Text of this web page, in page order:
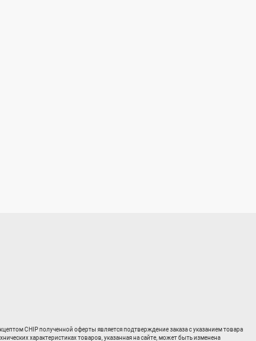
CHIP полученной оферты является подтверждение заказа с указанием товара
характеристиках товаров, указанная на сайте, может быть изменена